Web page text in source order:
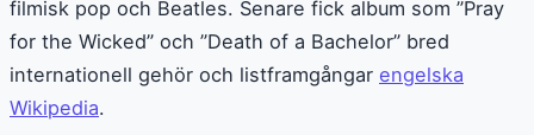
filmisk pop och Beatles. Senare fick album som ”Pray
for the Wicked” och ”Death of a Bachelor” bred
internationell gehör och listframgångar engelska
Wikipedia.